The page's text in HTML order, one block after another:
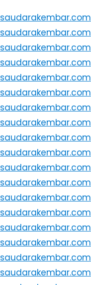
saudarakembar.com
saudarakembar.com
saudarakembar.com
saudarakembar.com
saudarakembar.com
saudarakembar.com
saudarakembar.com
saudarakembar.com
saudarakembar.com
saudarakembar.com
saudarakembar.com
saudarakembar.com
saudarakembar.com
saudarakembar.com
saudarakembar.com
saudarakembar.com
saudarakembar.com
saudarakembar.com